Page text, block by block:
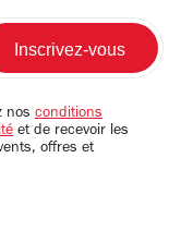
nos conditions
et de recevoir les
offres et